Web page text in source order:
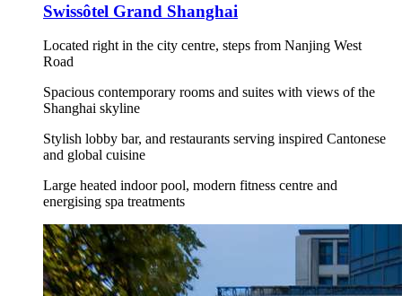
Swissôtel Grand Shanghai
Located right in the city centre, steps from Nanjing West
Road
Spacious contemporary rooms and suites with views of the
Shanghai skyline
Stylish lobby bar, and restaurants serving inspired Cantonese
and global cuisine
Large heated indoor pool, modern fitness centre and
energising spa treatments